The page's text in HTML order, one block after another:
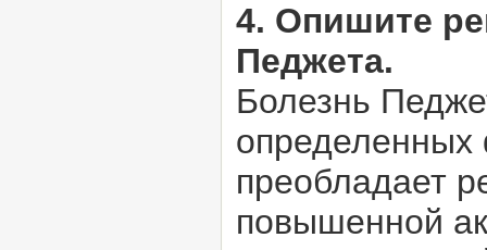
4. Опишите
Педжета.
Болезнь
определенных
преобладает
повышенной